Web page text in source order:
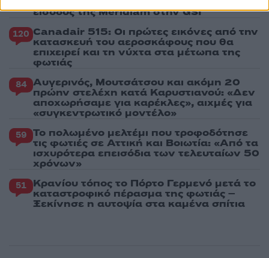
είσοδος της Meridiam στην GSI
120 Canadair 515: Οι πρώτες εικόνες από την
κατασκευή του αεροσκάφους που θα
επιχειρεί και τη νύχτα στα μέτωπα της
φωτιάς
84 Αυγερινός, Μουτσάτσου και ακόμη 20
πρώην στελέχη κατά Καρυστιανού: «Δεν
αποχωρήσαμε για καρέκλες», αιχμές για
«συγκεντρωτικό μοντέλο»
59 Το πολωμένο μελτέμι που τροφοδότησε
τις φωτιές σε Αττική και Βοιωτία: «Από τα
ισχυρότερα επεισόδια των τελευταίων 50
χρόνων»
51 Κρανίου τόπος το Πόρτο Γερμενό μετά το
καταστροφικό πέρασμα της φωτιάς –
Ξεκίνησε η αυτοψία στα καμένα σπίτια